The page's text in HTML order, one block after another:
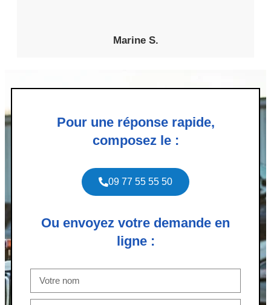
Marine S.
Pour une réponse rapide,
composez le :
09 77 55 55 50
Ou envoyez votre demande en
ligne :